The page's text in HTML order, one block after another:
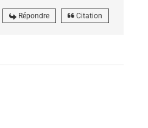
Répondre Citation